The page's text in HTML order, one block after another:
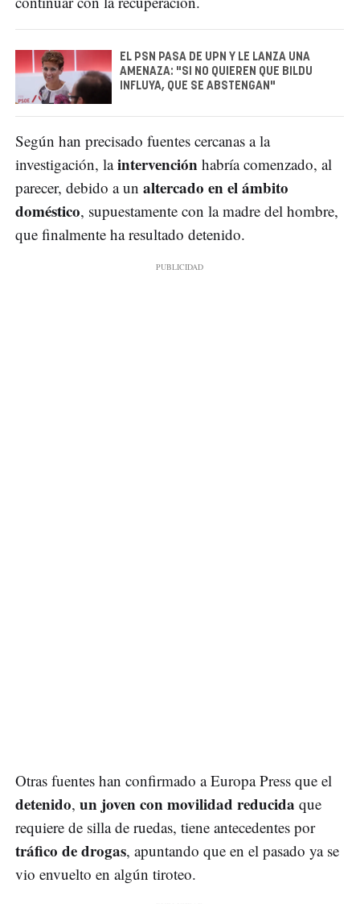
EL PSN PASA DE UPN Y LE LANZA UNA
AMENAZA: "SI NO QUIEREN QUE BILDU
INFLUYA, QUE SE ABSTENGAN"
Según han precisado fuentes cercanas a la
investigación, laintervención habría comenzado, al
parecer, debido a un altercado en el ámbito
doméstico, supuestamente con la madre del hombre,
que finalmente ha resultado detenido.
Otras fuentes han confirmado a Europa Press que el
detenido, un joven con movilidad reducida que
requiere de silla de ruedas, tiene antecedentes por
tráfico de drogas, apuntando que en el pasado ya se
vio envuelto en algún tiroteo.